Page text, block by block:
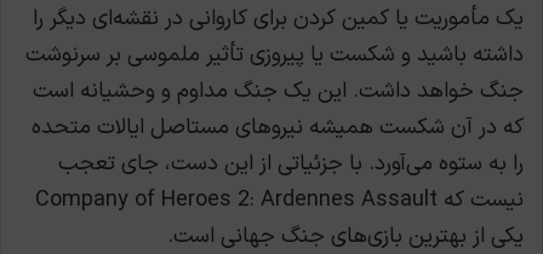
یک مأموریت یا کمین کردن برای کاروانی در نقشه‌ای دیگر را
داشته باشید و شکست یا پیروزی تأثیر ملموسی بر سرنوشت
جنگ خواهد داشت. این یک جنگ مداوم و وحشیانه است
که در آن شکست همیشه نیروهای مستاصل ایالات متحده
را به ستوه می‌آورد. با جزئیاتی از این دست، جای تعجب
نیست که Company of Heroes 2: Ardennes Assault
یکی از بهترین بازی‌های جنگ جهانی است.